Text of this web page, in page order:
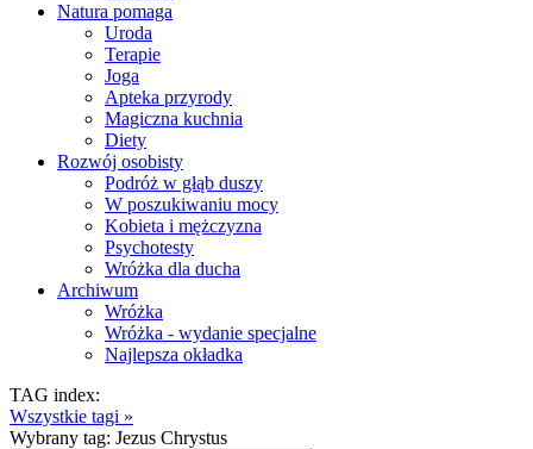
Natura pomaga
Uroda
Terapie
Joga
Apteka przyrody
Magiczna kuchnia
Diety
Rozwój osobisty
Podróż w głąb duszy
W poszukiwaniu mocy
Kobieta i mężczyzna
Psychotesty
Wróżka dla ducha
Archiwum
Wróżka
Wróżka - wydanie specjalne
Najlepsza okładka
TAG index:
Wszystkie tagi »
Wybrany tag: Jezus Chrystus